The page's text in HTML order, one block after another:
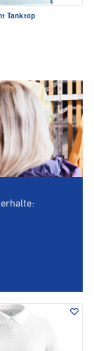
Tanktop
erhalte: